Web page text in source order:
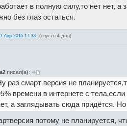
в полную силу,то нет нет,
без глаз остаться.
Апр-2015 17:33 (спустя 4 дня)
писал(а):
раз смарт версия не
времени в интернете с
а заглядывать сюда придётся.
потому не планируется,